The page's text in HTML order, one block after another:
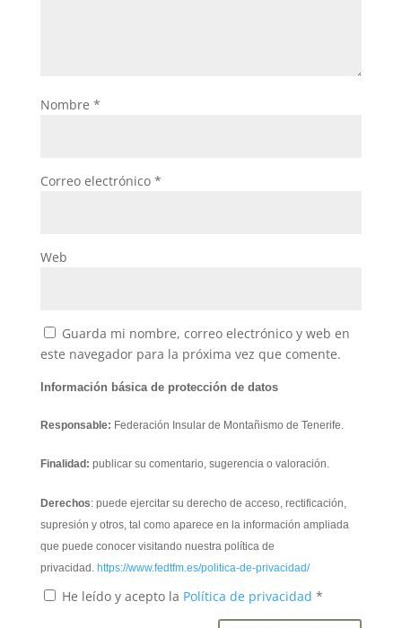
Nombre *
Correo electrónico *
Web
Guarda mi nombre, correo electrónico y web en
este navegador para la próxima vez que comente.
Información básica de protección de datos
Responsable: Federación Insular de Montañismo de Tenerife.
Finalidad: publicar su comentario, sugerencia o valoración.
Derechos: puede ejercitar su derecho de acceso, rectificación,
supresión y otros, tal como aparece en la información ampliada
que puede conocer visitando nuestra política de
privacidad. https://www.fedtfm.es/politica-de-privacidad/
He leído y acepto la Política de privacidad *